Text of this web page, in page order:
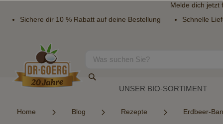
Melde dich jetzt
Sichere dir 10 % Rabatt auf deine Bestellung
Schnelle
Inhalt
Suche
UNSER BIO-SORTIMENT
Home Blog Rezepte Erdbeer-